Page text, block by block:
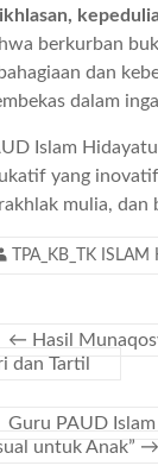
berkurban
dan
dalam
Islam
yang
mulia, dan
TPA_KB_TK
← Hasil
dan Tartil
Guru PAUD
untuk Anak” →